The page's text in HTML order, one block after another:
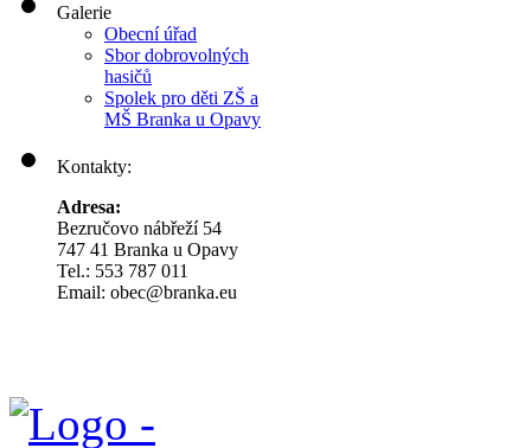
Galerie
Obecní úřad
Sbor dobrovolných
hasičů
Spolek pro děti ZŠ a
MŠ Branka u Opavy
Kontakty:
Adresa:
Bezručovo nábřeží 54
747 41 Branka u Opavy
Tel.: 553 787 011
Email: obec@branka.eu